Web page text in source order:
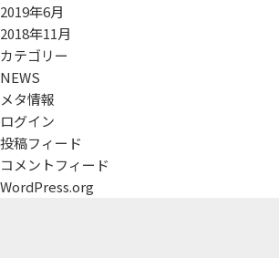
2019年6月
2018年11月
カテゴリー
NEWS
メタ情報
ログイン
投稿フィード
コメントフィード
WordPress.org